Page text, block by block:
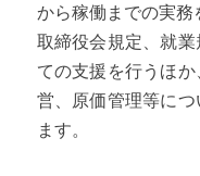
から稼働までの実務
取締役会規定、就
ての支援を行うほ
営、原価管理等に
ます。